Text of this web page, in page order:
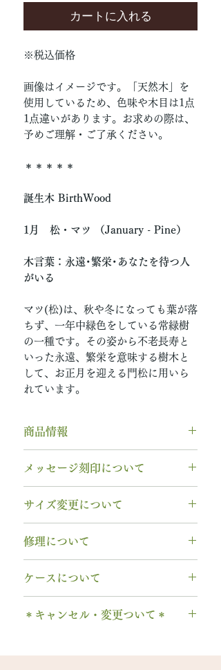
カートに入れる
※税込価格
画像はイメージです。「天然木」を
使用しているため、色味や木目は1点
1点違いがあります。お求めの際は、
予めご理解・ご了承ください。
＊＊＊＊＊
誕生木 BirthWood
1月 松・マツ （January - Pine）
木言葉：永遠･繁栄･あなたを待つ人
がいる
マツ(松)は、秋や冬になっても葉が落
ちず、一年中緑色をしている常緑樹
の一種です。その姿から不老長寿と
いった永遠、繁栄を意味する樹木と
して、お正月を迎える門松に用いら
れています。
商品情報
ールド）
幅 ： 4.0mm
納期： 6週間〜7週間
メッセージ刻印について
フォント：ブロック体
以下の組み合わせが可能です。
A～Z 英字 大文字のみ（※小文
字は不可です）
0～9 数字
. ドット
サイズ変更について
ません 。
お届け日より3週間以内であれば、
1回に限り無料にて新品交換いたし
ます。
修理について
て】
り替え対応になります。
ケースについて
料の装飾ケースのいずれかを選択
有料装飾ケースには、無料の装飾
＊キャンセル・変更ついて＊
や仕様の変更はできません。